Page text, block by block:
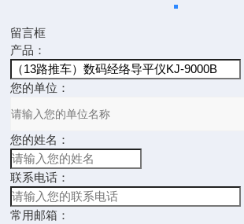
留言框
产品：
您的单位：
您的姓名：
联系电话：
常用邮箱：